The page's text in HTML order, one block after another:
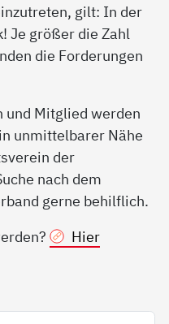
gilt: In der
Je größer die Zahl
die Forderungen
Mitglied werden
unmittelbarer Nähe
der
nach dem
gerne behilflich.
Hier